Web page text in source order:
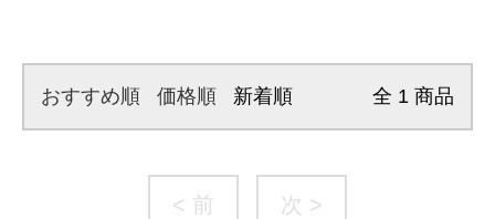
おすすめ順 価格順 新着順 全 1 商品
< 前 次 >